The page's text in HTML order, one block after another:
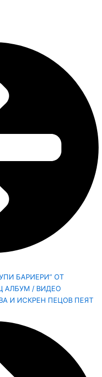
БАРИЕРИ“ ОТ
АЛБУМ / ВИДЕО
И ИСКРЕН ПЕЦОВ ПЕЯТ